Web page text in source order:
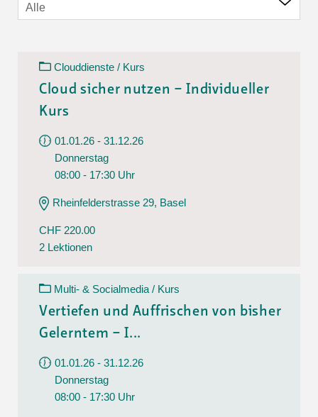
Alle
Clouddienste / Kurs
Cloud sicher nutzen – Individueller
Kurs
01.01.26 - 31.12.26
Donnerstag
08:00 - 17:30 Uhr
Rheinfelderstrasse 29, Basel
CHF 220.00
2 Lektionen
Multi- & Socialmedia / Kurs
Vertiefen und Auffrischen von bisher
Gelerntem – I...
01.01.26 - 31.12.26
Donnerstag
08:00 - 17:30 Uhr